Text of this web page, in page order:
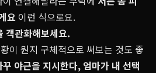
요 이런 식으로요.
객관화해보세요.
이 뭔지 구체적으로 써보는 것도 좋
꾸 야근을 지시한다, 엄마가 내 선택